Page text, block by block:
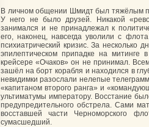
В личном общении Шмидт был тяжёлым
У него не было друзей. Никакой
занимался и не принадлежал к
его, наконец, навсегда уволили с
психиатрический кризис. За несколько
эпилептическом припадке на митинге
крейсере «Очаков» он не принимал.
зашёл на борт корабля и находился в
невидимки разослали нелепые
«капитаном второго ранга» и
ультиматумы императору. Восстание
предупредительного обстрела. Сами
восставшей части Черноморского
сумасшедший.